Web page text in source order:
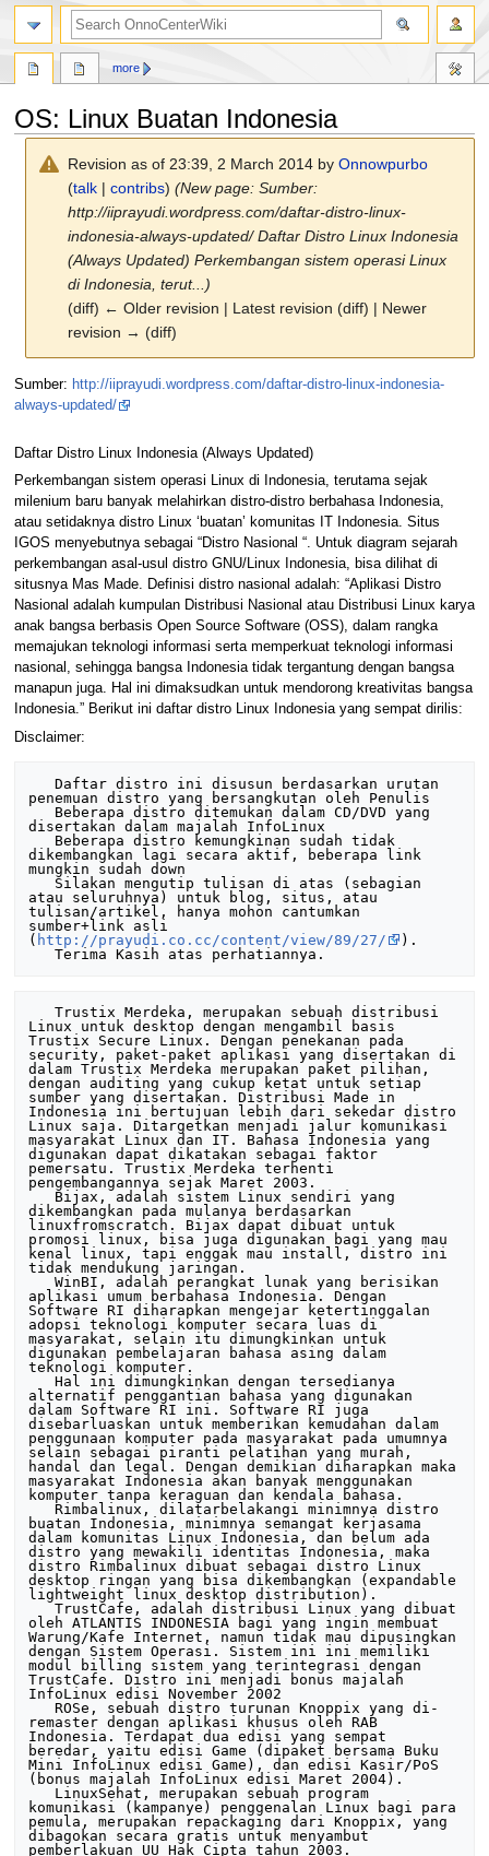
OS: Linux Buatan Indonesia
Revision as of 23:39, 2 March 2014 byOnnowpurbo
(talk |contribs) (New page: Sumber:
http://iiprayudi.wordpress.com/daftar-distro-linux-
indonesia-always-updated/ Daftar Distro Linux Indonesia
(Always Updated) Perkembangan sistem operasi Linux
di Indonesia, terut...)
(diff) ← Older revision | Latest revision (diff) | Newer
revision → (diff)
Jump
to
Jump
to
Sumber: http://iiprayudi.wordpress.com/daftar-distro-linux-indonesia-
always-updated/
Daftar Distro Linux Indonesia (Always Updated)
Perkembangan sistem operasi Linux di Indonesia, terutama sejak
milenium baru banyak melahirkan distro-distro berbahasa Indonesia,
atau setidaknya distro Linux ‘buatan’ komunitas IT Indonesia. Situs
IGOS menyebutnya sebagai “Distro Nasional “. Untuk diagram sejarah
perkembangan asal-usul distro GNU/Linux Indonesia, bisa dilihat di
situsnya Mas Made. Definisi distro nasional adalah: “Aplikasi Distro
Nasional adalah kumpulan Distribusi Nasional atau Distribusi Linux karya
anak bangsa berbasis Open Source Software (OSS), dalam rangka
memajukan teknologi informasi serta memperkuat teknologi informasi
nasional, sehingga bangsa Indonesia tidak tergantung dengan bangsa
manapun juga. Hal ini dimaksudkan untuk mendorong kreativitas bangsa
Indonesia.” Berikut ini daftar distro Linux Indonesia yang sempat dirilis:
Disclaimer:
   Daftar distro ini disusun berdasarkan urutan
penemuan distro yang bersangkutan oleh Penulis
disertakan dalam majalah InfoLinux
dikembangkan lagi secara aktif, beberapa link
mungkin sudah down
atau seluruhnya) untuk blog, situs, atau
tulisan/artikel, hanya mohon cantumkan
sumber+link asli
( http://prayudi.co.cc/content/view/89/27/
).
   Trustix Merdeka, merupakan sebuah distribusi Linux untuk desktop dengan mengambil basis Trustix Secure Linux. Dengan penekanan pada security, paket-paket aplikasi yang disertakan di dalam Trustix Merdeka merupakan paket pilihan, dengan auditing yang cukup ketat untuk setiap sumber yang disertakan. Distribusi Made in Indonesia ini bertujuan lebih dari sekedar distro Linux saja. Ditargetkan menjadi jalur komunikasi masyarakat Linux dan IT. Bahasa Indonesia yang digunakan dapat dikatakan sebagai faktor pemersatu. Trustix Merdeka terhenti pengembangannya sejak Maret 2003.
   Bijax, adalah sistem Linux sendiri yang dikembangkan pada mulanya berdasarkan linuxfromscratch. Bijax dapat dibuat untuk promosi linux, bisa juga digunakan bagi yang mau kenal linux, tapi enggak mau install, distro ini tidak mendukung jaringan.
   WinBI, adalah perangkat lunak yang berisikan aplikasi umum berbahasa Indonesia. Dengan Software RI diharapkan mengejar ketertinggalan adopsi teknologi komputer secara luas di masyarakat, selain itu dimungkinkan untuk digunakan pembelajaran bahasa asing dalam teknologi komputer.
   Hal ini dimungkinkan dengan tersedianya alternatif penggantian bahasa yang digunakan dalam Software RI ini. Software RI juga disebarluaskan untuk memberikan kemudahan dalam penggunaan komputer pada masyarakat pada umumnya selain sebagai piranti pelatihan yang murah, handal dan legal. Dengan demikian diharapkan maka masyarakat Indonesia akan banyak menggunakan komputer tanpa keraguan dan kendala bahasa.
   Rimbalinux, dilatarbelakangi minimnya distro buatan Indonesia, minimnya semangat kerjasama dalam komunitas Linux Indonesia, dan belum ada distro yang mewakili identitas Indonesia, maka distro Rimbalinux dibuat sebagai distro Linux desktop ringan yang bisa dikembangkan (expandable lightweight linux desktop distribution).
   TrustCafe, adalah distribusi Linux yang dibuat oleh ATLANTIS INDONESIA bagi yang ingin membuat Warung/Kafe Internet, namun tidak mau dipusingkan dengan Sistem Operasi. Sistem ini ini memiliki modul billing sistem yang terintegrasi dengan TrustCafe. Distro ini menjadi bonus majalah InfoLinux edisi November 2002
   ROSe, sebuah distro turunan Knoppix yang di-remaster dengan aplikasi khusus oleh RAB Indonesia. Terdapat dua edisi yang sempat beredar, yaitu edisi Game (dipaket bersama Buku Mini InfoLinux edisi Game), dan edisi Kasir/PoS (bonus majalah InfoLinux edisi Maret 2004).
   LinuxSehat, merupakan sebuah program komunikasi (kampanye) penggenalan Linux bagi para pemula, merupakan repackaging dari Knoppix, yang dibagokan secara gratis untuk menyambut pemberlakuan UU Hak Cipta tahun 2003.
   Komura adalah sistem jaringan server dan klien yang lebih murah karena sudah disertai sistem operasi tersendiri. Komura sudah memiliki cukup banyak aplikasi untuk penggunaan internet, perkantoran hingga game. Pengguna komputer tinggal menyesuaikan pilihan aplikasi dengan kapasitas hard disk yang dimilikinya. Distro ini menjadi bonus majalah InfoLinux edisi Januari 2004.
   De2 (Debian Depok), link susah diakses, lihat De2.UI di bawah.
   DeAl (Debian Alternatif), lihat De2.UI di bawah.
   De2.UI Debian Depok U-buntu I-untung, terdiri dari sepasang berkas ISO Image. Pertama; berkas ISO instaler turunan UBUNTU Linux. Kedua; kumpulan paket-paket campur-sari terakhir dari Debian, Ubuntu, dan lain-lain. Distro ini biasanya diperbaharui (update) setiap akhir pekan.
   BlankOn 1.0, distro Linux berbasis Fedora Core yang dikembangkan oleh Yayasan Penggerak Linux Indonesia (YPLI). Tujuan pengembangan BlankOn Linux adalah menghasilkan distro Linux yang sesuai dengan kebutuhan pengguna komputer umum di Indonesia. Yayasan Penggerak Linux Indonesia (YPLI) bekerja sama dengan UNESCO dan komunitas Linux lainnya telah mengembangkan BlankOn Linux 1.0 ini menjadi sistem operasi yang lengkap berbasis Fedora Core 3 yang memanfaatkan software open source.
   Versi 2 (dan seterusnya) berbasis Ubuntu dan dikembangkan bersama Komunitas Ubuntu Indonesia. Salah satu varian BlankOn, BlankOn Banyumas diluncurkan tanggal 17 Agustus 2012.
   InulLinux, sebuah distro berbasis MoviX, live CD yang akan langsung menjalankan MPlayer setelah booting, khusus edisi ini menampilkan video klipnya Inul bergoyang ngebor….(!)
   DollyLinux, distro berbasis Fedora Core (info diperoleh dari situs Mas Made di atas, info lebih lanjut belum ditemukan)
   Xnuxer, XNUXER LINUX dibangun di atas core Debian Sarge 3.1 dimana file binary diambil dari KNOPPIX 3.9. Menurut sejarah perkembangan asal-usul distro GNU/Linux di Indonesia, ada tiga versi Xnuxer, yaitu: versi disket (turunan dari Trustix Secure Linux), versi live (turunan dari Knoppix/Debian), dan versi install (turunan dari Slackware).
   Konsep/ide yang di aplikasikan di XNUXER LINUX adalah membuat linux bisa digunakan dengan mudah oleh end-user dengan memaksimalkan/mempercantik penampilan KDE tanpa mengurangi performance sehingga kalau Anda melihat tampilan KDE XNUXER LINUX sangat berbeda dengan tampilan KDE yang umum.
   Sebagian besar file binary yang ada di XNUXER LINUX di ambil dari KNOPPIX 3.9 (Knopper) yang sudah di customize.
   Waroeng IGOS, diprakarsai oleh Badan Pengkajian dan Penerapan Teknologi (BPPT) Kementerian Riset dan Teknologi, Departemen Komunikasi dan Informatika, Asosiasi Warnet Indonesia, Pasifik Satelit Nusantara dan Universitas Gunadarma.
   Aplikasi ‘Waroeng IGOS’ mencakup kebutuhan aplikasi warnet 1 server untuk 3-10 klien, PC desktop, aplikasi office, web browser, mail server serta manajemen dokumentasi. Khusus untuk aplikasi office, dikembangkan oleh Institut Teknologi Bandung.
   WaroengIGOS terdiri atas 3 CD: Server (install) yang berbasis Fedora, Server (live), dan Client (live) yang berbasis Knoppix.
   IGOS Desktop, adalah sebuah brand software berbasis Open Source yang diluncurkan hari ini oleh Konsorsium “IPTEKNET, LIPI dan PT INTI untuk memenuhi tuntutan masyarakat akan adanya product Open Source yang siap-pakai sebagai alternatif untuk desktop productivity, serta mendukung upaya pemerintah dalam penggunaan software legal di seluruh lapisan masyarakat.
   IGOS DESKTOP ini merupakan aplikasi lengkap untuk Desktop yang telah mengintegrasikan Operating System, Office productivity, Email Client, Instant Messaging Client, Browser dan Development Tool.
   Diskotix, merupakan distro Linux mini yang muat dalam 1 (satu) Floppy Disk 1,44 MB lengkap dengan aplikasi editor teks, spreadsheet, kalkulator, game, dan utility. Antarmukanya menggunakan menu, tanpa harus login. Diskotix berisi: kernel Linux 2.2, editor E3 (mirip WordStar), spreadsheet SC, game Tetris, Snake, dan Gomoku, Ash shell, Busybox, dan utility fdisk dan mkdosfs. Tersedia juga antarmuka command-line.
   SLAMPP, merupakan distro yang dapat digunakan sebagai live CD atau instalasi, untuk membuat sebuah server dengan cepat. Dengan catchphrase “Simple Solution for Home Server”, distro ini berbasis SLAX, sebuah distro live CD berbasis Slackware.
   Pinux, atau POinter Linux, sebuah distro berbasis RedHat 9 yang dikembangkan oleh Warnet Pointer Semarang, untuk mengganti sistem operasi di warnet akibat penyitaan komputer bersistem operasi Windows.
   Linux Ampera, adalah distro Linux yang dikembangkan oleh Pemerintah Propinsi Sumatera Selatan bekerja sama dengan Digital Kreasi. Tujuan pembuatan linux ampera ini adalah untuk memperkenalkan apa dan bagaimana linux itu. CD Linux Ampera 2 ini di-remaster dari distribusi linux Knoppix dengan penambahan/pengurangan aplikasinya, serta dibuat bernuansa Ampera.
   Pazia Linux (d.h. PacerLinux), Asosiasi Perusahaan Komputer Indonesia (Apkomindo) memiliki cita-cita besar, yaitu memperluas pengguna sistem operasi open source di Indonesia. Ini kaitannya pada daya beli masyarakat Indonesia yang dianggap belum cukup kuat. Untuk inisiasi awal program Open Source Movement (OSM) tersebut, Pazia, salah satu distributor Acer untuk produk notebook Aspire dan Ferrari, menjadi sponsornya.
   IGOS Nusantara 2006 adalah aplikasi desktop yang merupakan distro Linux berbasis Fedora Core 5, dengan kemampuan untuk membuat/mengedit dokumen, database, spreadsheet, file grafis, maupun akses internet, chatting dan e-mail.
   Aplikasi yang terinstall dalam IGOS Nusantara 2006 antara lain : sistem operasi (Linux), aplikasi perkantoran (OpenOffice 2.0.2), Web Browser (FireFox), E-mail Client (Evolution); Chatting (GAIM), pengolahan grafis (GIMP)
   PC Linux Fiesta merupakan salah satu solusi aplikasi desktop yang berbasis PC Linux untuk memenuhi kebutuhan akan pengguna pemula yang menginginkan OSS ‘user friendly’. Dikembangkan oleh pengembang lokal atas inisiatifnya untuk mendukung Program IGOS. Distro ini dapat diperoleh dengan bebas dengan lisensi GPL.
   CHIPLux, distro live DVD berbasis PC Linux, yang berbasis PCLinuxOS yang didistribusikan majalah CHIP Indonesia sebagai bonus edisi September 2006.
   Kuliax, Kuliax 6.0 adalah distribusi sistem GNU/Linux untuk pendidikan di Universitas, khususnya Program Studi Teknologi Informasi atau yang berhubungan seperti Teknik Elektro (TE) konsentrasi Sistem Komputer dan Informatika, Teknik Informatika (TF), Ilmu Komputer (IK), dan lain-lain.
   Kuliax 6.0 merupakan implementasi pertama dari rencana Kuliax Project, sebuah proyek untuk membawa Linux dan Perangkat Lunak Bebas dan Open Source (PLBOS) ke dunia pendidikan di Universitas.
   Kuliax berbentuk live CD berbasis Debian Unstable/Testing dan Knoppix yang diarahkan ke penggunaan Linux Desktop. Kuliax berisi aplikasi lengkap yang umum digunakan: perkantoran, multimedia, produktivitas, perkakas, aplikasi yang digunakan di dunia pendidikan khususnya TI/TE/TF/IK, aplikasi dan sistem yang disesuaikan dengan silabus/kurikulum (TI).
   Depdiknux, DEPDIKnux adalah distro linux yang di kembangkan oleh Departemen Pendidikan Nasional yang berfungsi sebagai fasilitas untuk menyukseskan program Jaringan Pendidikan Nasional DEPDIKnux di-develop / di-remaster dari Linux Debian dengan installer knoppix oleh saudara Hafidz sala
more
search